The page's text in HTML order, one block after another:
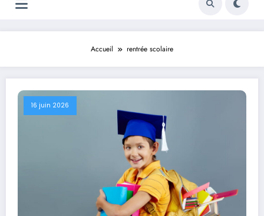
Accueil rentrée scolaire
16 juin 2026